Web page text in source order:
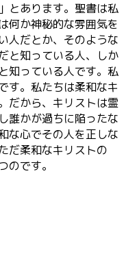
とあります。聖書は私
何か神秘的な雰囲気を
人だとか、そのような
と知っている人、しか
知っている人です。私
す。私たちは柔和なキ
だから、キリストは霊
誰かが過ちに陥ったな
な心でその人を正しな
だ柔和なキリストの
です。